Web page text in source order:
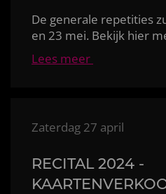
De generale repetities
en 23 mei. Bekijk hier
Lees meer
Zaterdag 27 april
RECITAL 2024 -